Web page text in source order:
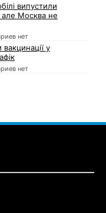
випустили
але Москва не
нет
у
нет